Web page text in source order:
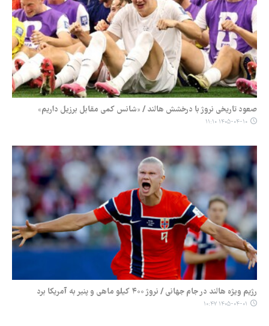
صعود تاریخی نروژ با درخشش هالند / «شانس کمی مقابل برزیل داریم»
۱۴۰۵-۰۴-۱۰ ۱۱:۱۰
رژیم ویژه هالند در جام جهانی / نروژ ۴۰۰ کیلو ماهی و پنیر به آمریکا برد
۱۴۰۵-۰۴-۰۱ ۱۰:۴۷